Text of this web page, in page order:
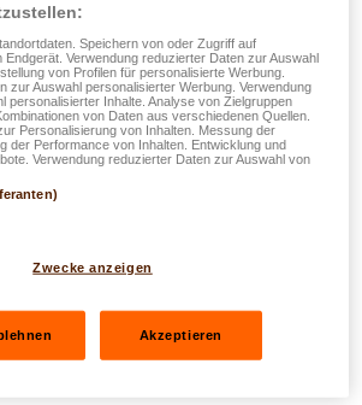
Speichern von oder Zugriff auf
Endgerät. Verwendung reduzierter Daten zur Auswahl
von Profilen für personalisierte Werbung.
zur Auswahl personalisierter Werbung. Verwendung
personalisierter Inhalte. Analyse von Zielgruppen
von Daten aus verschiedenen Quellen.
Personalisierung von Inhalten. Messung der
der Performance von Inhalten. Entwicklung und
Verwendung reduzierter Daten zur Auswahl von
Zwecke anzeigen
Akzeptieren